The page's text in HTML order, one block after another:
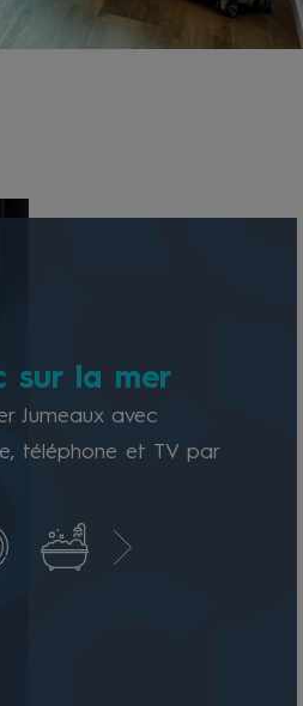
sur la mer
Jumeaux avec
téléphone et TV par